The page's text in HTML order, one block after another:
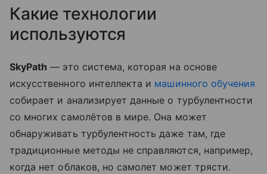
Какие технологии
используются
SkyPath — это система, которая на основе
искусственного интеллекта и машинного обучения
собирает и анализирует данные о турбулентности
со многих самолётов в мире. Она может
обнаруживать турбулентность даже там, где
традиционные методы не справляются, например,
когда нет облаков, но самолет может трясти.